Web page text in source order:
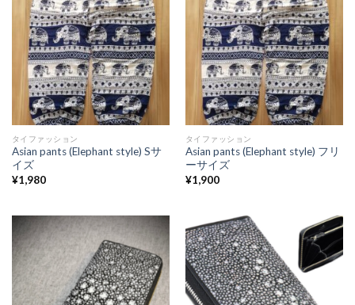
タイファッション
Asian pants (Elephant style) Sサ
イズ
¥1,980
タイファッション
Asian pants (Elephant style) フリ
ーサイズ
¥1,900